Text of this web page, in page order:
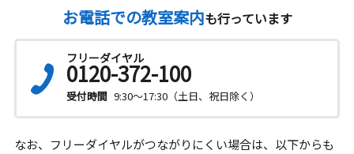
お電話での教室案内も行っています
フリーダイヤル
0120-372-100
受付時間 9:30～17:30（土日、祝日除く）
なお、フリーダイヤルがつながりにくい場合は、以下からも